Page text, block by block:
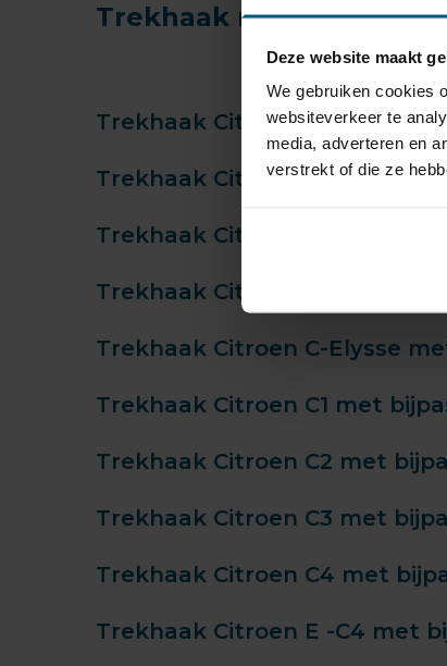
Deze website maakt
We gebruiken cookies
websiteverkeer te
media, adverteren en
verstrekt of die ze
Trekhaak met kabelset
Trekhaak Citroen AX met
Trekhaak Citroen Berlingo
Trekhaak Citroen Berlingo -
Trekhaak Citroen C-Crosser
Trekhaak Citroen C-Elysse
Trekhaak Citroen C1 met
Trekhaak Citroen C2 met
Trekhaak Citroen C3 met
Trekhaak Citroen C4 met
Trekhaak Citroen E -C4 met